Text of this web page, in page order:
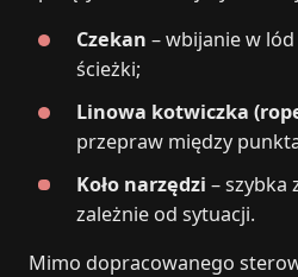
Czekan – wbijanie w
ścieżki;
Linowa kotwiczka
przepraw między
Koło narzędzi – szybka
zależnie od sytuacji.
Mimo dopracowanego